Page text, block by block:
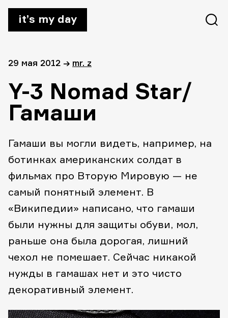
it’s my day
29 мая 2012 → mr. z
Y-3 Nomad Star/
Гамаши
Гамаши вы могли видеть, например, на
ботинках американских солдат в
фильмах про Вторую Мировую — не
самый понятный элемент. В
«Википедии» написано, что гамаши
были нужны для защиты обуви, мол,
раньше она была дорогая, лишний
чехол не помешает. Сейчас никакой
нужды в гамашах нет и это чисто
декоративный элемент.